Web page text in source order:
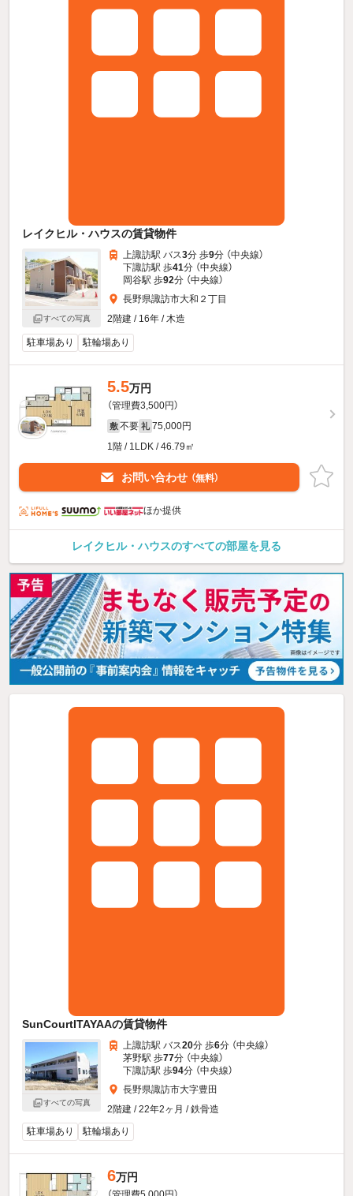
レイクヒル・ハウスの賃貸物件
すべての写真
上諏訪駅 バス3分 歩9分 （中央線）
下諏訪駅 歩41分 （中央線）
岡谷駅 歩92分 （中央線）
長野県諏訪市大和２丁目
2階建 / 16年 / 木造
駐車場あり 駐輪場あり
5.5万円
（管理費3,500円）
敷 不要 礼 75,000円
1階 / 1LDK / 46.79㎡
お問い合わせ （無料）
ほか提供
レイクヒル・ハウスのすべての部屋を見る
SunCourtITAYAAの賃貸物件
すべての写真
上諏訪駅 バス20分 歩6分 （中央線）
茅野駅 歩77分 （中央線）
下諏訪駅 歩94分 （中央線）
長野県諏訪市大字豊田
2階建 / 22年2ヶ月 / 鉄骨造
駐車場あり
駐輪場あり
6万円